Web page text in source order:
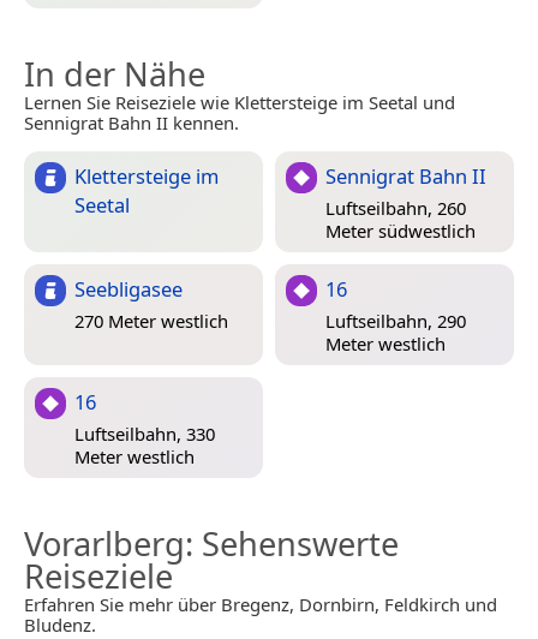
In der Nähe
Lernen Sie Reiseziele wie Klettersteige im Seetal und
Sennigrat Bahn II kennen.
Klettersteige im
Seetal
Sennigrat Bahn II
Luftseilbahn, 260
Meter südwestlich
Seebligasee
270 Meter westlich
16
Luftseilbahn, 290
Meter westlich
16
Luftseilbahn, 330
Meter westlich
Vorarlberg: Sehenswerte
Reiseziele
Erfahren Sie mehr über Bregenz, Dornbirn, Feldkirch und
Bludenz.